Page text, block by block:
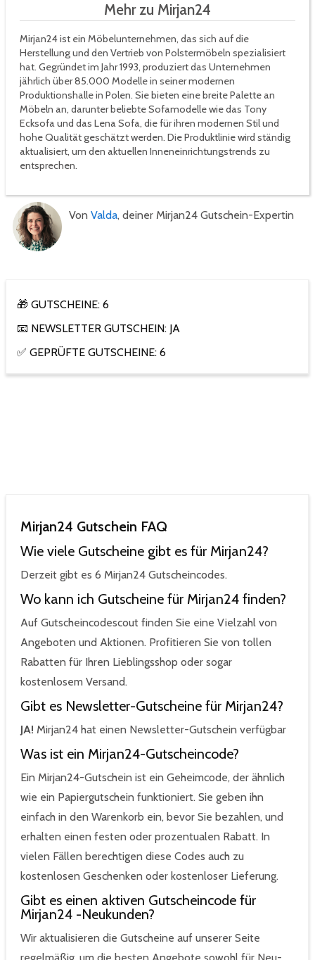
Mehr zu Mirjan24
Mirjan24 ist ein Möbelunternehmen, das sich auf die
Herstellung und den Vertrieb von Polstermöbeln spezialisiert
hat. Gegründet im Jahr 1993, produziert das Unternehmen
jährlich über 85.000 Modelle in seiner modernen
Produktionshalle in Polen. Sie bieten eine breite Palette an
Möbeln an, darunter beliebte Sofamodelle wie das Tony
Ecksofa und das Lena Sofa, die für ihren modernen Stil und
hohe Qualität geschätzt werden. Die Produktlinie wird ständig
aktualisiert, um den aktuellen Inneneinrichtungstrends zu
entsprechen.
Von Valda, deiner Mirjan24 Gutschein-Expertin
🎁 GUTSCHEINE: 6
📧 NEWSLETTER GUTSCHEIN: JA
✅ GEPRÜFTE GUTSCHEINE: 6
Mirjan24 Gutschein FAQ
Wie viele Gutscheine gibt es für Mirjan24?
Derzeit gibt es 6 Mirjan24 Gutscheincodes.
Wo kann ich Gutscheine für Mirjan24 finden?
Auf Gutscheincodescout finden Sie eine Vielzahl von
Angeboten und Aktionen. Profitieren Sie von tollen
Rabatten für Ihren Lieblingsshop oder sogar
kostenlosem Versand.
Gibt es Newsletter-Gutscheine für Mirjan24?
JA! Mirjan24 hat einen Newsletter-Gutschein verfügbar
Was ist ein Mirjan24-Gutscheincode?
Ein Mirjan24-Gutschein ist ein Geheimcode, der ähnlich
wie ein Papiergutschein funktioniert. Sie geben ihn
einfach in den Warenkorb ein, bevor Sie bezahlen, und
erhalten einen festen oder prozentualen Rabatt. In
vielen Fällen berechtigen diese Codes auch zu
kostenlosen Geschenken oder kostenloser Lieferung.
Gibt es einen aktiven Gutscheincode für
Mirjan24 -Neukunden?
Wir aktualisieren die Gutscheine auf unserer Seite